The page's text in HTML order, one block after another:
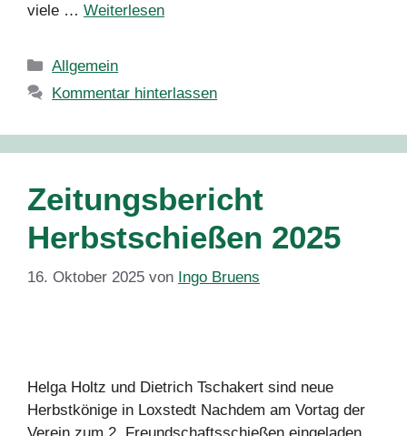
viele … Weiterlesen
Kategorien
Allgemein
Kommentar hinterlassen
Zeitungsbericht
Herbstschießen 2025
16. Oktober 2025 von Ingo Bruens
Helga Holtz und Dietrich Tschakert sind neue
Herbstkönige in Loxstedt Nachdem am Vortag der